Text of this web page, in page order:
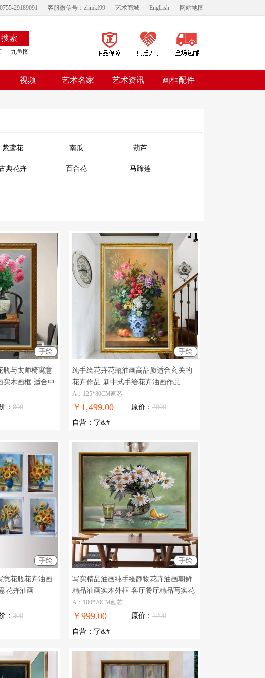
29189091 客服微信号：zhmkf99 艺术商城 EngLish 网站地图
搜索
九鱼图
视频 艺术名家 艺术资讯 画框配件
紫鸢花 南瓜 葫芦
典花卉 百合花 马蹄莲
手绘
瓶与太师椅寓意
实木画框 适合中
鸟油画
： 800
手绘
纯手绘花卉花瓶油画高品质适合玄关的
花卉作品 新中式手绘花卉油画作品
A：125*80CM画芯
￥1,499.00 原价： 2000
自营 ： 字&#
手绘
意花瓶花卉油画
花卉油画
： 300
手绘
写实精品油画纯手绘静物花卉油画朝鲜
精品油画实木外框 客厅餐厅精品写实花
卉油画
A：100*70CM画芯
￥999.00 原价： 1200
自营 ： 字&#